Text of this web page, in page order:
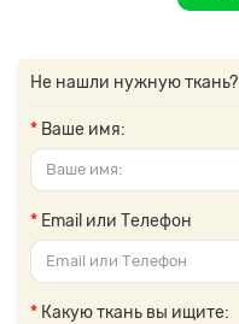
Не нашли нужную ткань?
Ваше имя:
Email или Телефон
Какую ткань вы ищите: